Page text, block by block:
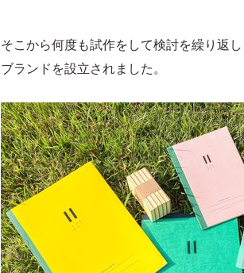
そこから何度も試作をして検討を繰り返
ブランドを設立されました。